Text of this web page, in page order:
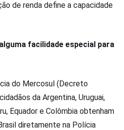
de renda define a capacidade
facilidade especial para
do Mercosul (Decreto
da Argentina, Uruguai,
Equador e Colômbia obtenham
diretamente na Polícia